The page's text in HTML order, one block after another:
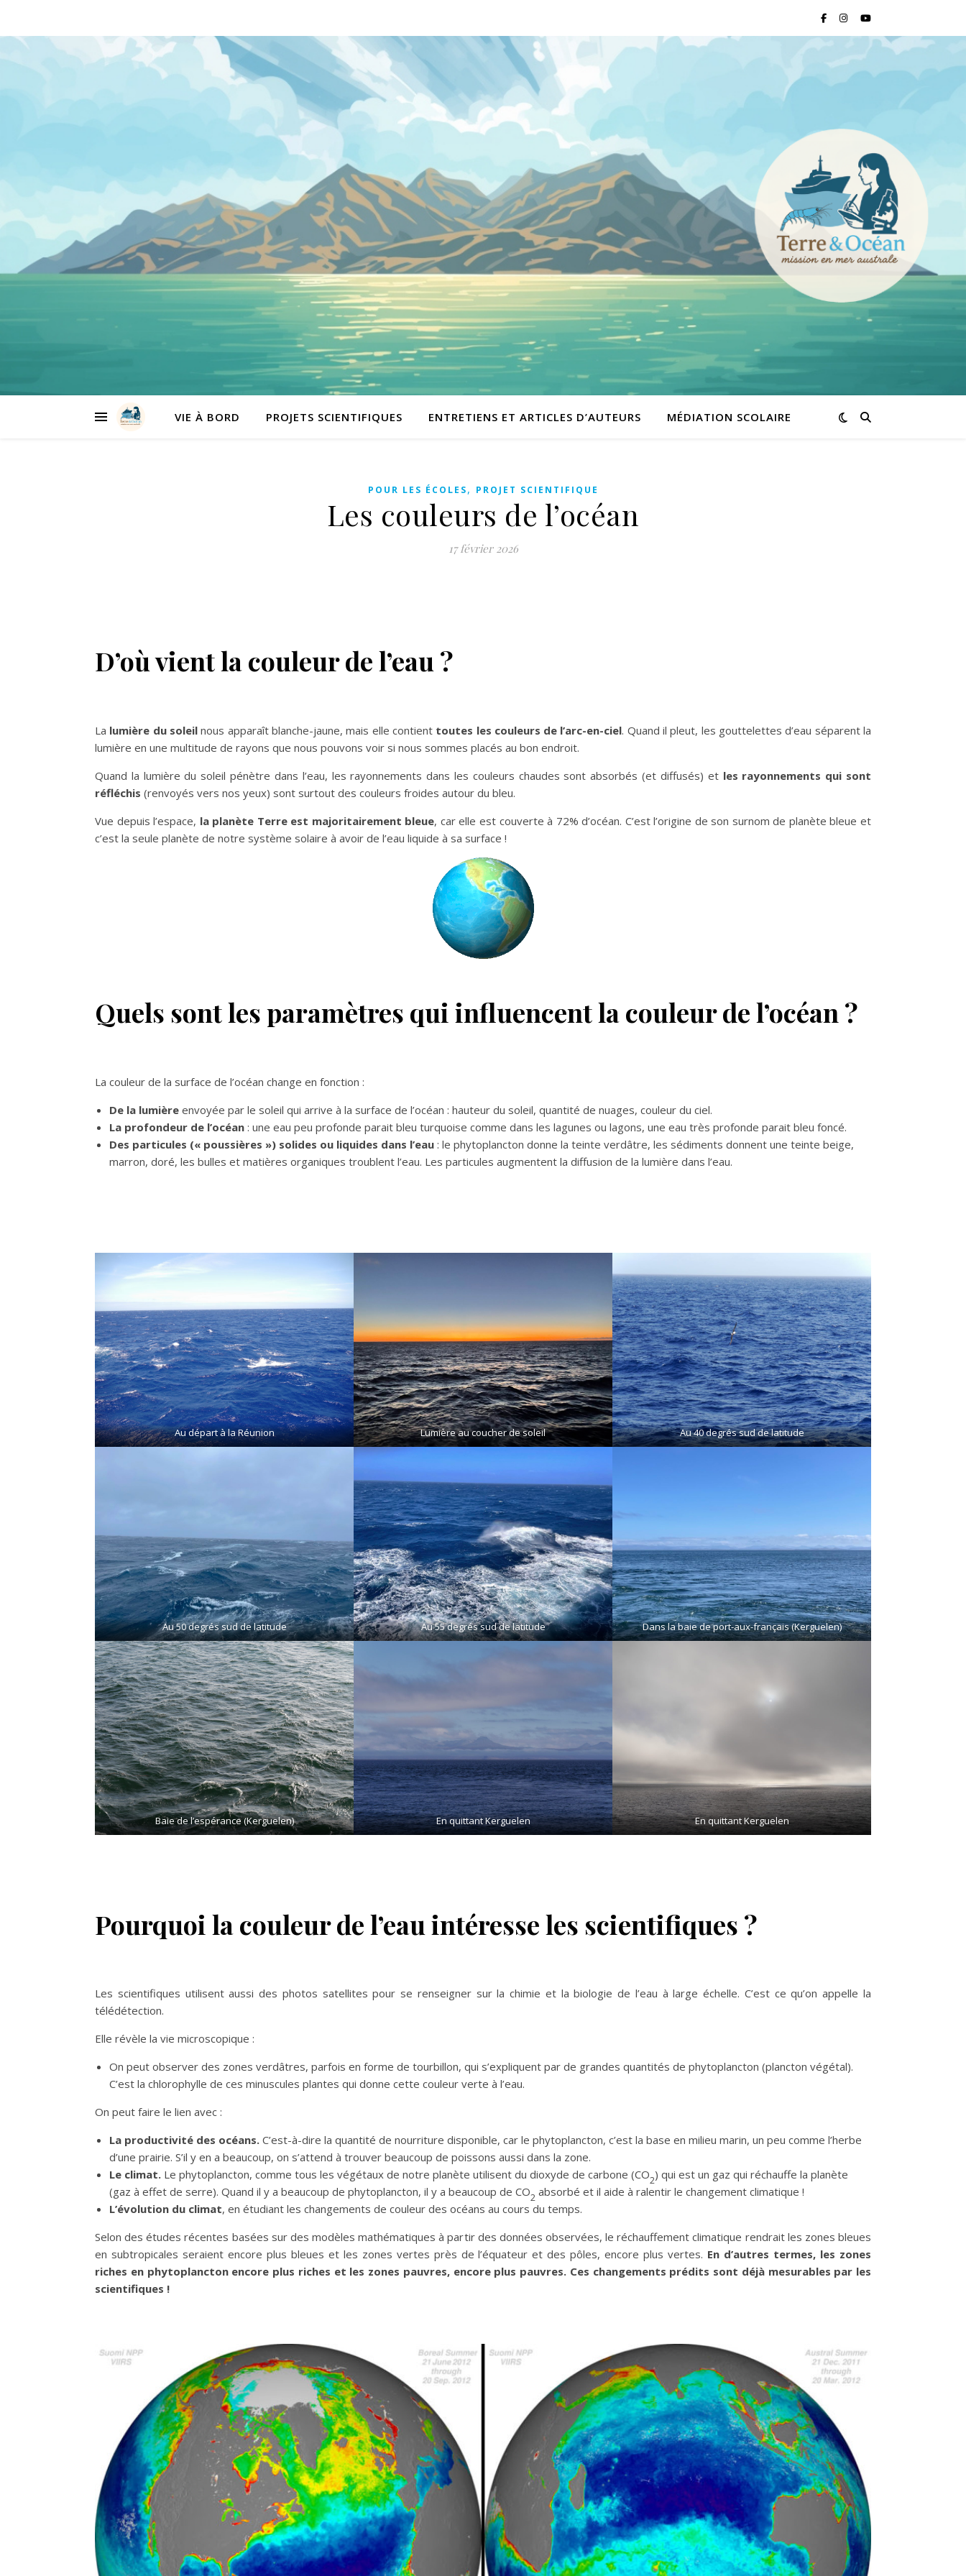
VIE À BORD PROJETS SCIENTIFIQUES ENTRETIENS ET ARTICLES D’AUTEURS MÉDIATION SCOLAIRE
POUR LES ÉCOLES, PROJET SCIENTIFIQUE
Les couleurs de l’océan
17 février 2026
D’où vient la couleur de l’eau ?
La lumière du soleilnous apparaît blanche-jaune, mais elle contient toutes les couleurs de l’arc-en-ciel. Quand il pleut, les gouttelettes d’eau séparent la
lumière en une multitude de rayons que nous pouvons voir si nous sommes placés au bon endroit.
Quand la lumière du soleil pénètre dans l’eau, les rayonnements dans les couleurs chaudes sont absorbés (et diffusés) et les rayonnements qui sont
réfléchis (renvoyés vers nos yeux) sont surtout des couleurs froides autour du bleu.
Vue depuis l’espace, la planète Terre est majoritairement bleue, car elle est couverte à 72% d’océan. C’est l’origine de son surnom de planète bleue et
c’est la seule planète de notre système solaire à avoir de l’eau liquide à sa surface !
Quels sont les paramètres qui influencent la couleur de l’océan ?
La couleur de la surface de l’océan change en fonction :
De la lumière envoyée par le soleil qui arrive à la surface de l’océan : hauteur du soleil, quantité de nuages, couleur du ciel.
La profondeur de l’océan : une eau peu profonde parait bleu turquoise comme dans les lagunes ou lagons, une eau très profonde parait bleu foncé.
Des particules (« poussières ») solides ou liquides dans l’eau : le phytoplancton donne la teinte verdâtre, les sédiments donnent une teinte beige,
marron, doré, les bulles et matières organiques troublent l’eau. Les particules augmentent la diffusion de la lumière dans l’eau.
Au départ à la Réunion Lumière au coucher de soleil Au 40 degrés sud de latitude
Au 50 degrés sud de latitude Au 55 degrés sud de latitude Dans la baie de port-aux-français (Kerguelen)
Baie de l’espérance (Kerguelen) En quittant Kerguelen En quittant Kerguelen
Pourquoi la couleur de l’eau intéresse les scientifiques ?
Les scientifiques utilisent aussi des photos satellites pour se renseigner sur la chimie et la biologie de l’eau à large échelle. C’est ce qu’on appelle la
télédétection.
Elle révèle la vie microscopique :
On peut observer des zones verdâtres, parfois en forme de tourbillon, qui s’expliquent par de grandes quantités de phytoplancton (plancton végétal).
C’est la chlorophylle de ces minuscules plantes qui donne cette couleur verte à l’eau.
On peut faire le lien avec :
La productivité des océans. C’est-à-dire la quantité de nourriture disponible, car le phytoplancton, c’est la base en milieu marin, un peu comme l’herbe
d’une prairie. S’il y en a beaucoup, on s’attend à trouver beaucoup de poissons aussi dans la zone.
Le climat. Le phytoplancton, comme tous les végétaux de notre planète utilisent du dioxyde de carbone (CO2) qui est un gaz qui réchauffe la planète
(gaz à effet de serre). Quand il y a beaucoup de phytoplancton, il y a beaucoup de CO2 absorbé et il aide à ralentir le changement climatique !
L’évolution du climat, en étudiant les changements de couleur des océans au cours du temps.
Selon des études récentes basées sur des modèles mathématiques à partir des données observées, le réchauffement climatique rendrait les zones bleues
en subtropicales seraient encore plus bleues et les zones vertes près de l’équateur et des pôles, encore plus vertes. En d’autres termes, les zones
riches en phytoplancton encore plus riches et les zones pauvres, encore plus pauvres. Ces changements prédits sont déjà mesurables par les
scientifiques !